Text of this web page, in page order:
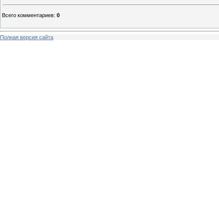
Всего комментариев: 0
Полная версия сайта